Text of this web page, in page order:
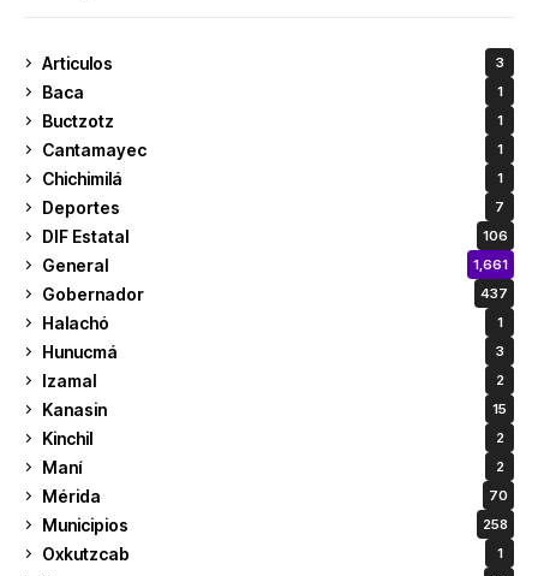
Articulos 3
Baca 1
Buctzotz 1
Cantamayec 1
Chichimilá 1
Deportes 7
DIF Estatal 106
General 1,661
Gobernador 437
Halachó 1
Hunucmá 3
Izamal 2
Kanasin 15
Kinchil 2
Maní 2
Mérida 70
Municipios 258
Oxkutzcab 1